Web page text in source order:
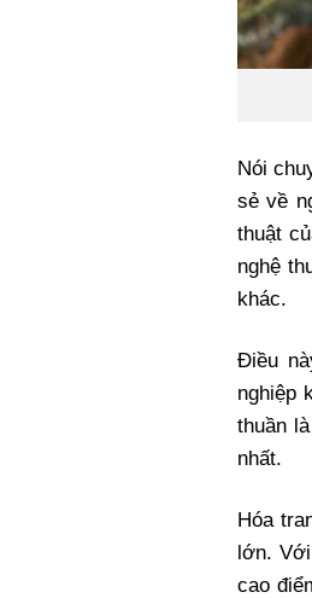
Nói
sẻ về
thuật
nghệ
khác.
Điều
nghiệp
thuần
nhất.
Hóa
lớn.
cao